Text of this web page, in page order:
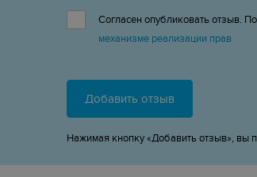
Согласен опубликовать отзыв.
механизме реализации прав
Добавить отзыв
Нажимая кнопку «Добавить отзыв», вы